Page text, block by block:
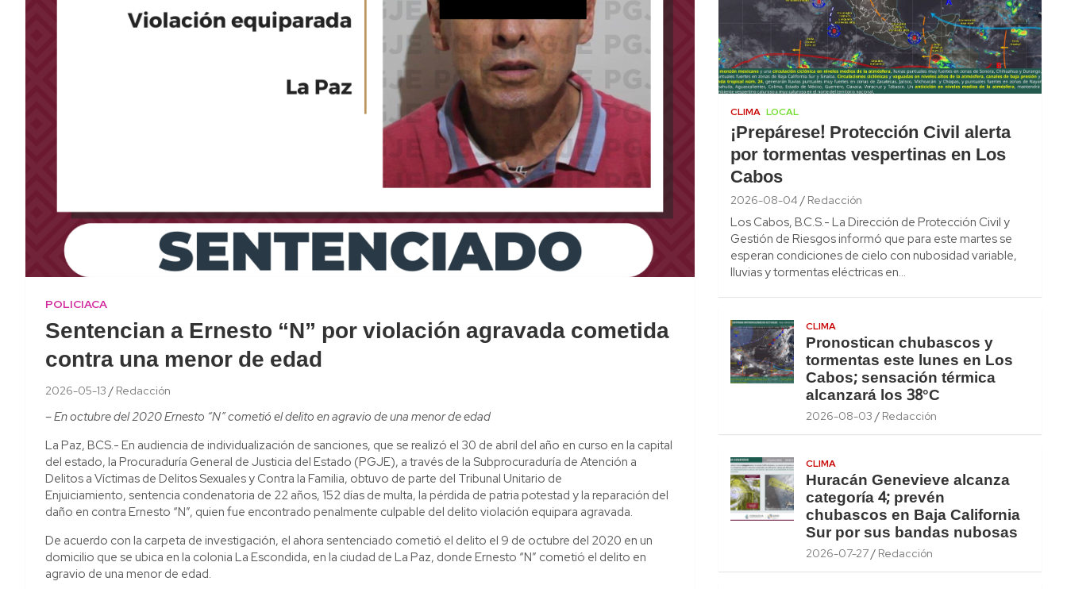
POLICIACA
Sentencian a Ernesto “N” por violación agravada cometida
contra una menor de edad
2026-05-13 Redacción
– En octubre del 2020 Ernesto “N” cometió el delito en agravio de una menor de edad
La Paz, BCS.- En audiencia de individualización de sanciones, que se realizó el 30 de abril del año en curso en la capital
del estado, la Procuraduría General de Justicia del Estado (PGJE), a través de la Subprocuraduría de Atención a
Delitos a Víctimas de Delitos Sexuales y Contra la Familia, obtuvo de parte del Tribunal Unitario de
Enjuiciamiento, sentencia condenatoria de 22 años, 152 días de multa, la pérdida de patria potestad y la reparación del
daño en contra Ernesto “N”, quien fue encontrado penalmente culpable del delito violación equipara agravada.
De acuerdo con la carpeta de investigación, el ahora sentenciado cometió el delito el 9 de octubre del 2020 en un
domicilio que se ubica en la colonia La Escondida, en la ciudad de La Paz, donde Ernesto “N” cometió el delito en
agravio de una menor de edad.
CLIMA LOCAL
¡Prepárese! Protección Civil alerta
por tormentas vespertinas en Los
Cabos
2026-08-04 Redacción
Los Cabos, B.C.S.- La Dirección de Protección Civil y
Gestión de Riesgos informó que para este martes se
esperan condiciones de cielo con nubosidad variable,
lluvias y tormentas eléctricas en…
CLIMA
Pronostican chubascos y
tormentas este lunes en Los
Cabos; sensación térmica
alcanzará los 38°C
2026-08-03 Redacción
CLIMA
Huracán Genevieve alcanza
categoría 4; prevén
chubascos en Baja California
Sur por sus bandas nubosas
2026-07-27 Redacción